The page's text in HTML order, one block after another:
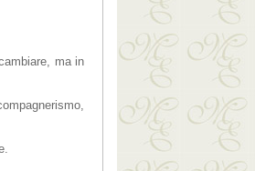
ma in